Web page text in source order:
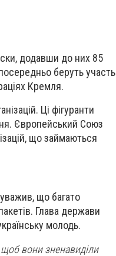
додавши до них 85
беруть участь
Кремля.
Ці фігуранти
Європейський Союз
що займаються
що багато
Глава держави
молодь.
щоб вони зненавиділи